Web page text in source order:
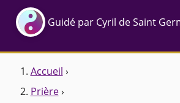
Guidé par Cyril de Saint
Accueil ›
Prière ›